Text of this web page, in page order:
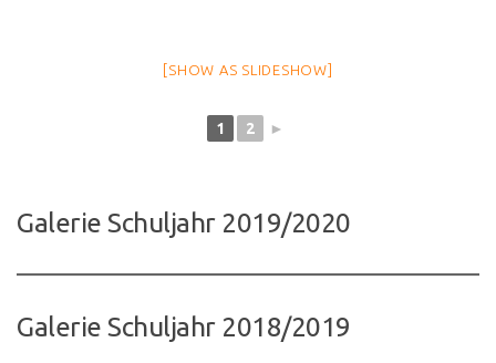
[SHOW AS SLIDESHOW]
1 2 ►
Galerie Schuljahr 2019/2020
Galerie Schuljahr 2018/2019